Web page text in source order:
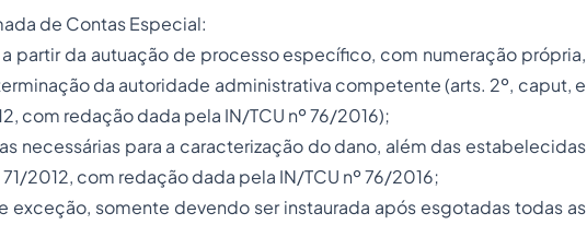
de Contas Especial:
a partir da autuação de processo específico, com numeração própria,
da autoridade administrativa competente (arts. 2º, caput, e
com redação dada pela IN/TCU nº 76/2016);
necessárias para a caracterização do dano, além das estabelecidas
71/2012, com redação dada pela IN/TCU nº 76/2016;
exceção, somente devendo ser instaurada após esgotadas todas as